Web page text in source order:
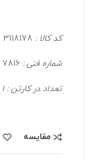
کد کالا :
شماره فنی :
تعداد در کارتن : 1
مقایسه